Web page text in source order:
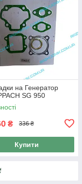
на Генератор
SG 950
₴ 336 ₴
Купити